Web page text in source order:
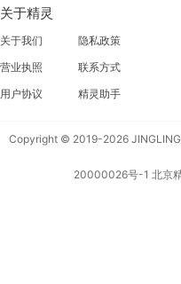
关于精灵
关于我们
营业执照
用户协议
隐私政策
联系方式
精灵助手
Copyright © 2019-2026
20000026号-1 北京